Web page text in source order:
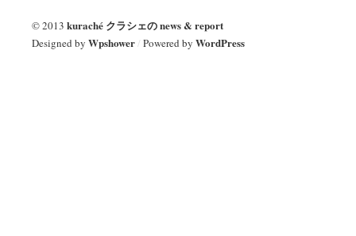
© 2013 kuraché クラシェの news & report
Designed by Wpshower/ Powered by WordPress